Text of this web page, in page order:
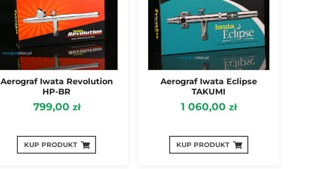
Aerograf Iwata Revolution
HP-BR
799,00 zł
KUP PRODUKT
Aerograf Iwata Eclipse
TAKUMI
1 060,00 zł
KUP PRODUKT